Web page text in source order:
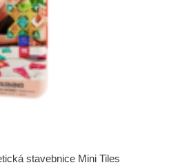
stavebnice Mini Tiles